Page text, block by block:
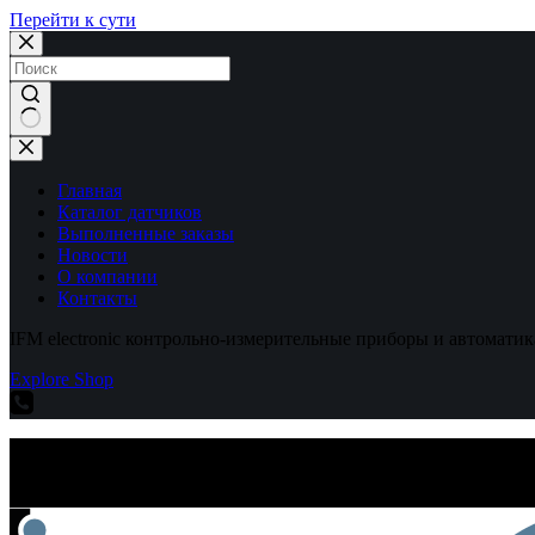
Перейти к сути
Ничего
не
найденоГлавная
Каталог датчиков
Выполненные заказы
Новости
О компании
Контакты
IFM electronic контрольно-измерительные приборы и
Explore Shop